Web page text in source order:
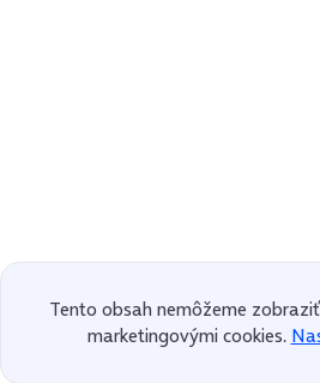
Tento obsah nemôžeme
marketingovými cookies.